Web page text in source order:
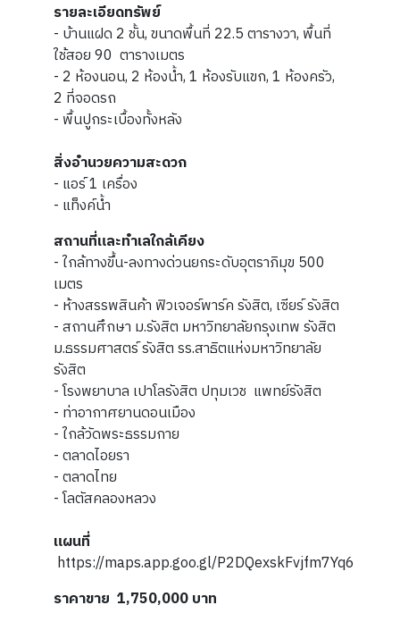
รายละเอียด​ทรัพย์
- บ้านแฝด 2 ชั้น, ขนาดพื้นที่ 22.5 ตารางวา, พื้นที่
ใช้สอย 90 ตารางเมตร
- 2 ห้องนอน, 2 ห้องน้ำ, 1 ห้องรับแขก, 1 ห้องครัว,
2 ที่จอดรถ
- พื้นปูกระเบื้องทั้งหลัง
สิ่งอำนวยความสะดวก
- แอร์ 1 เครื่อง
- แท็งค์น้ำ
สถานที่และทำเลใกล้เคียง
- ใกล้ทางขึ้น-ลงทางด่วน​ยกระดับอุตราภิมุข 500
เมตร
- ห้างสรรพสินค้า​ ฟิวเจอร์พาร์ค​ รังสิต, เซียร์ รังสิต​
- สถานศึกษา​ ​ม.รังสิต​ มหาวิทยาลัยกรุงเทพ​ รังสิต​
ม.ธรรมศาสตร์​ รังสิต​ รร.สาธิตแห่งมหาวิทยาลัย
รังสิต
- โรงพยาบาล​ เปาโลรังสิต​ ปทุมเวช​ แพทย์รังสิต
- ท่าอากาศยานดอนเมือง​
- ใกล้วัดพระธรรมกาย
- ตลาดไอยรา
- ตลาดไทย
- โลตัสคลองหลวง
แผนที่
https://maps.app.goo.gl/P2DQexskFvjfm7Yq6
ราคาขาย​ 1,750,000 บาท